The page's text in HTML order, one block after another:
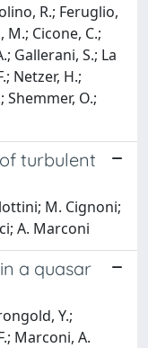
R.; Feruglio,
M.; Cicone, C.;
Gallerani, S.; La
Netzer, H.;
Shemmer, O.;
turbulent
M. Cignoni;
A. Marconi
a quasar
Y.;
Marconi, A.